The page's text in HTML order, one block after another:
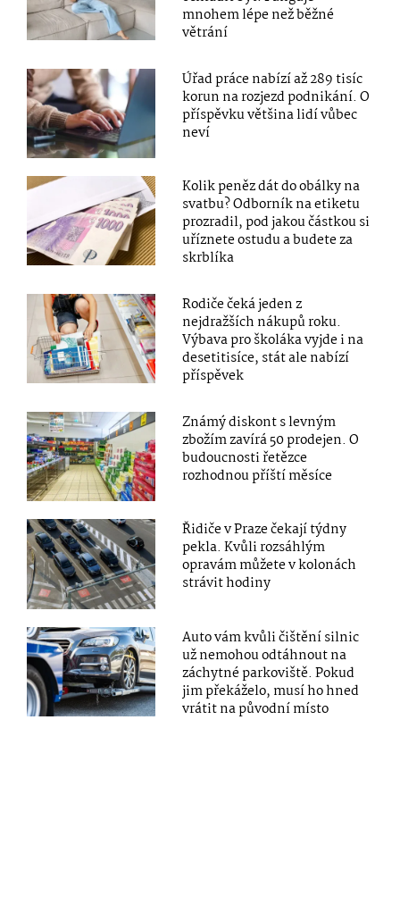
mnohem lépe než běžné
větrání
Úřad práce nabízí až 289 tisíc
korun na rozjezd podnikání. O
příspěvku většina lidí vůbec
neví
Kolik peněz dát do obálky na
svatbu? Odborník na etiketu
prozradil, pod jakou částkou si
uříznete ostudu a budete za
skrblíka
Rodiče čeká jeden z
nejdražších nákupů roku.
Výbava pro školáka vyjde i na
desetitisíce, stát ale nabízí
příspěvek
Známý diskont s levným
zbožím zavírá 50 prodejen. O
budoucnosti řetězce
rozhodnou příští měsíce
Řidiče v Praze čekají týdny
pekla. Kvůli rozsáhlým
opravám můžete v kolonách
strávit hodiny
Auto vám kvůli čištění silnic
už nemohou odtáhnout na
záchytné parkoviště. Pokud
jim překáželo, musí ho hned
vrátit na původní místo